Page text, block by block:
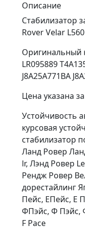
Описание
Стабилизатор
Rover Velar
Оригинальный
LR095889
J8A25A771BA
Цена указана
Устойчивость
курсовая
стабилизатор
Ланд Ровер
lr, Лэнд Ровер
Рендж Ровер
дорестайлинг
Пейс, ЕПейс, Е
ФПэйс, Ф Пэйс,
F Pace